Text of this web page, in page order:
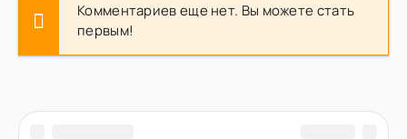
Комментариев еще нет. Вы можете стать
первым!